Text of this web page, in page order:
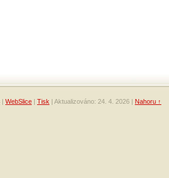
| WebSlice | Tisk | Aktualizováno: 24. 4. 2026 | Nahoru ↑